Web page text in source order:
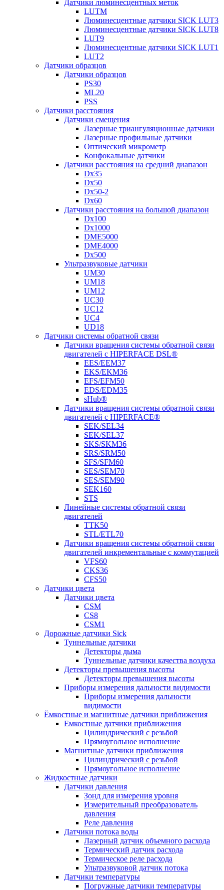
Датчики люминесцентных меток
LUTM
Люминесцентные датчики SICK LUT3
Люминесцентные датчики SICK LUT8
LUT9
Люминесцентные датчики SICK LUT1
LUT2
Датчики образцов
Датчики образцов
PS30
ML20
PSS
Датчики расстояния
Датчики смещения
Лазерные триангуляционные датчики
Лазерные профильные датчики
Оптический микрометр
Конфокальные датчики
Датчики расстояния на средний диапазон
Dx35
Dx50
Dx50-2
Dx60
Датчики расстояния на большой диапазон
Dx100
Dx1000
DME5000
DME4000
Dx500
Ультразвуковые датчики
UM30
UM18
UM12
UC30
UC12
UC4
UD18
Датчики системы обратной связи
Датчики вращения системы обратной связи
двигателей с HIPERFACE DSL®
EES/EEM37
EKS/EKM36
EFS/EFM50
EDS/EDM35
sHub®
Датчики вращения системы обратной связи
двигателей с HIPERFACE®
SEK/SEL34
SEK/SEL37
SKS/SKM36
SRS/SRM50
SFS/SFM60
SES/SEM70
SES/SEM90
SEK160
STS
Линейные системы обратной связи
двигателей
TTK50
STL/ETL70
Датчики вращения системы обратной связи
двигателей инкрементальные с коммутацией
VFS60
CKS36
CFS50
Датчики цвета
Датчики цвета
CSM
CS8
CSM1
Дорожные датчики Sick
Туннельные датчики
Детекторы дыма
Туннельные датчики качества воздуха
Детекторы превышения высоты
Детекторы превышения высоты
Приборы измерения дальности видимости
Приборы измерения дальности
видимости
Ёмкостные и магнитные датчики приближения
Емкостные датчики приближения
Цилиндрический с резьбой
Прямоугольное исполнение
Магнитные датчики приближения
Цилиндрический с резьбой
Прямоугольное исполнение
Жидкостные датчики
Датчики давления
Зонд для измерения уровня
Измерительный преобразователь
давления
Реле давления
Датчики потока воды
Лазерный датчик объемного расхода
Термический датчик расхода
Термическое реле расхода
Ультразвуковой датчик потока
Датчики температуры
Погружные датчики температуры